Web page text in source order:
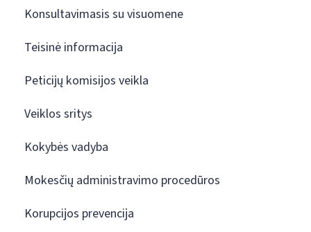
Konsultavimasis su visuomene
Teisinė informacija
Peticijų komisijos veikla
Veiklos sritys
Kokybės vadyba
Mokesčių administravimo procedūros
Korupcijos prevencija